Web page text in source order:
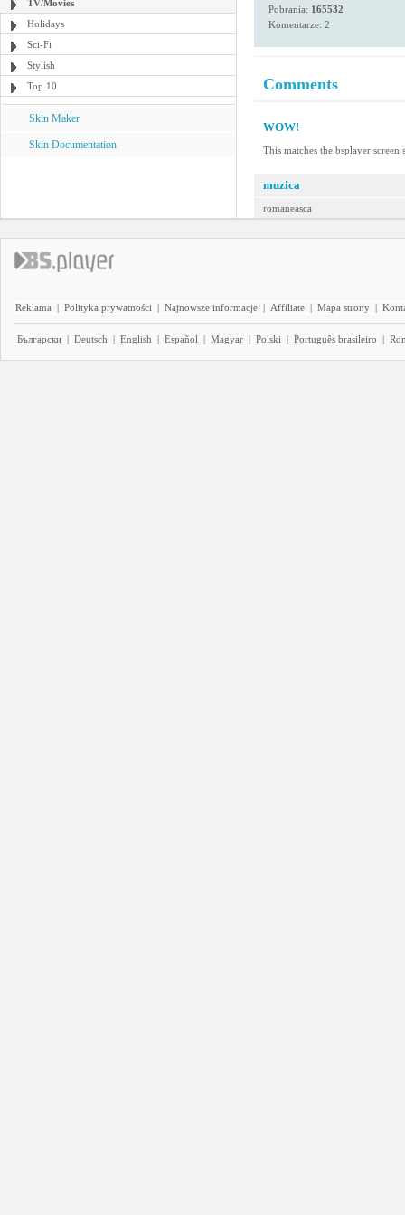
TV/Movies
Holidays
Sci-Fi
Stylish
Top 10
Skin Maker
Skin Documentation
Pobrania: 165532
Komentarze: 2
Comments
WOW!
This matches the bsplayer
muzica
romaneasca
Reklama | Polityka prywatności | Najnowsze informacje | Affiliate | Mapa strony |
Български | Deutsch | English | Español | Magyar | Polski | Português brasileiro |